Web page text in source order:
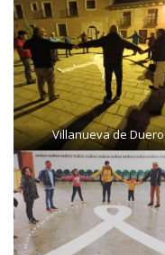
Villanueva de Duero